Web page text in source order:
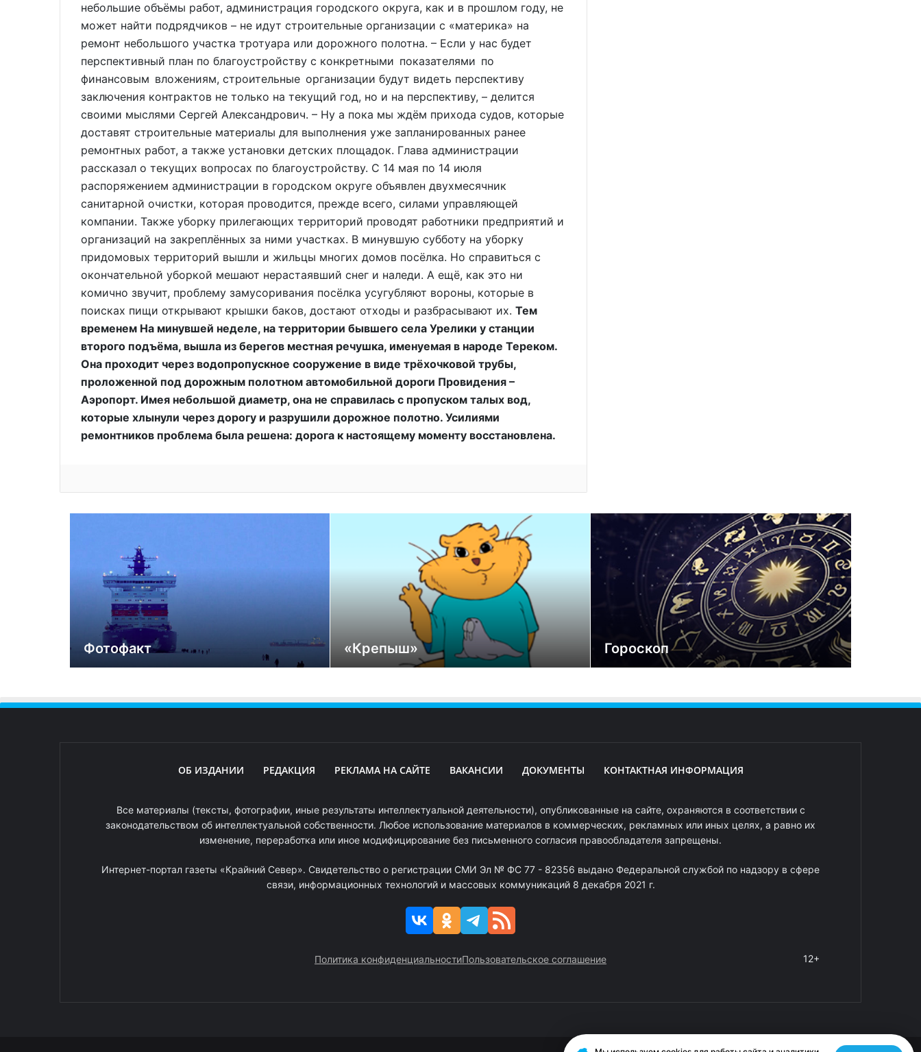
небольшие объёмы работ, администрация городского округа, как и в прошлом году, не
может найти подрядчиков – не идут строительные организации с «материка» на
ремонт небольшого участка тротуара или дорожного полотна. – Если у нас будет
перспективный план по благоустройству с конкретными показателями по
финансовым вложениям, строительные организации будут видеть перспективу
заключения контрактов не только на текущий год, но и на перспективу, – делится
своими мыслями Сергей Александрович. – Ну а пока мы ждём прихода судов, которые
доставят строительные материалы для выполнения уже запланированных ранее
ремонтных работ, а также установки детских площадок. Глава администрации
рассказал о текущих вопросах по благоустройству. С 14 мая по 14 июля
распоряжением администрации в городском округе объявлен двухмесячник
санитарной очистки, которая проводится, прежде всего, силами управляющей
компании. Также уборку прилегающих территорий проводят работники предприятий и
организаций на закреплённых за ними участках. В минувшую субботу на уборку
придомовых территорий вышли и жильцы многих домов посёлка. Но справиться с
окончательной уборкой мешают нерастаявший снег и наледи. А ещё, как это ни
комично звучит, проблему замусоривания посёлка усугубляют вороны, которые в
поисках пищи открывают крышки баков, достают отходы и разбрасывают их. Тем
временем На минувшей неделе, на территории бывшего села Урелики у станции
второго подъёма, вышла из берегов местная речушка, именуемая в народе Тереком.
Она проходит через водопропускное сооружение в виде трёхочковой трубы,
проложенной под дорожным полотном автомобильной дороги Провидения –
Аэропорт. Имея небольшой диаметр, она не справилась с пропуском талых вод,
которые хлынули через дорогу и разрушили дорожное полотно. Усилиями
ремонтников проблема была решена: дорога к настоящему моменту восстановлена.
Фотофакт «Крепыш» Гороскоп
ОБ ИЗДАНИИ РЕДАКЦИЯ РЕКЛАМА НА САЙТЕ ВАКАНСИИ ДОКУМЕНТЫ КОНТАКТНАЯ ИНФОРМАЦИЯ
Все материалы (тексты, фотографии, иные результаты интеллектуальной деятельности), опубликованные на сайте, охраняются в соответствии с
законодательством об интеллектуальной собственности. Любое использование материалов в коммерческих, рекламных или иных целях, а равно их
изменение, переработка или иное модифицирование без письменного согласия правообладателя запрещены.
Интернет-портал газеты «Крайний Север». Свидетельство о регистрации СМИ Эл № ФС 77 - 82356 выдано Федеральной службой по надзору в сфере
связи, информационных технологий и массовых коммуникаций 8 декабря 2021 г.
Политика конфиденциальностиПользовательское соглашение 12+